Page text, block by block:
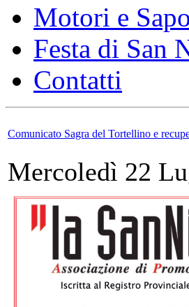
Motori e
Festa di San
Contatti
Comunicato Sagra del Tortellino e
Mercoledì 22